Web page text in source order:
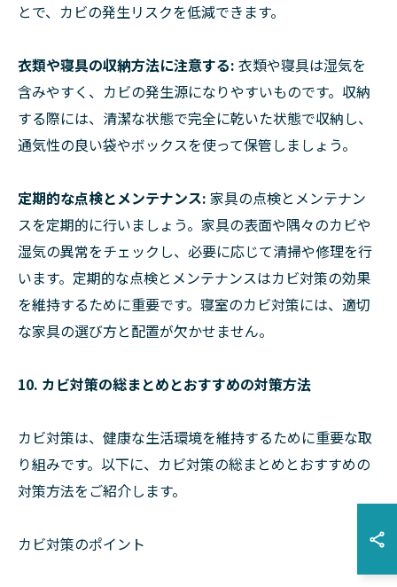
とで、カビの発生リスクを低減できます。
衣類や寝具の収納方法に注意する: 衣類や寝具は湿気を
含みやすく、カビの発生源になりやすいものです。収納
する際には、清潔な状態で完全に乾いた状態で収納し、
通気性の良い袋やボックスを使って保管しましょう。
定期的な点検とメンテナンス: 家具の点検とメンテナン
スを定期的に行いましょう。家具の表面や隅々のカビや
湿気の異常をチェックし、必要に応じて清掃や修理を行
います。定期的な点検とメンテナンスはカビ対策の効果
を維持するために重要です。寝室のカビ対策には、適切
な家具の選び方と配置が欠かせません。
10. カビ対策の総まとめとおすすめの対策方法
カビ対策は、健康な生活環境を維持するために重要な取
り組みです。以下に、カビ対策の総まとめとおすすめの
対策方法をご紹介します。
カビ対策のポイント